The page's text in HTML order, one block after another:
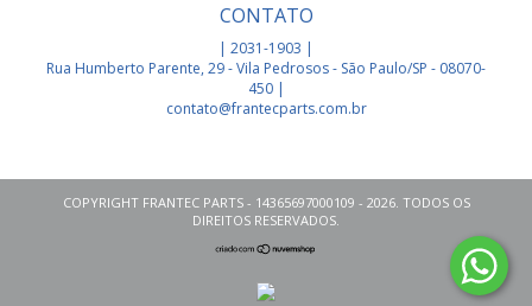
CONTATO
| 2031-1903 |
Rua Humberto Parente, 29 - Vila Pedrosos - São Paulo/SP - 08070-
450 |
contato@frantecparts.com.br
COPYRIGHT FRANTEC PARTS - 14365697000109 - 2026. TODOS OS
DIREITOS RESERVADOS.